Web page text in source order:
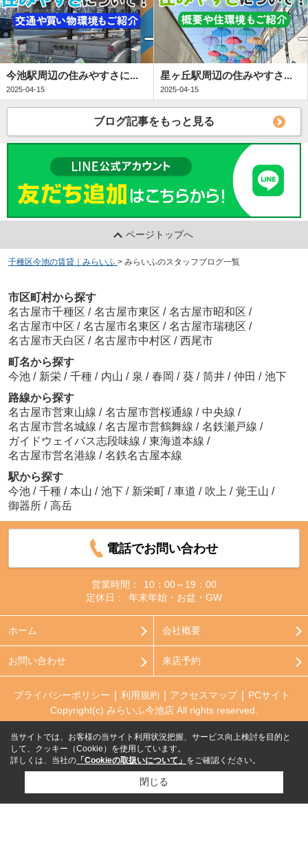
今池駅周辺の住みやすさに...
2025-04-15
星ヶ丘駅周辺の住みやすさ...
2025-04-15
ブログ記事をもっと見る
ページトップへ
千種区今池の賃貸｜みらいふ > みらいふのスタッフブログ一覧
市区町村から探す
名古屋市千種区 / 名古屋市東区 / 名古屋市昭和区 /
名古屋市中区 / 名古屋市名東区 / 名古屋市瑞穂区 /
名古屋市天白区 / 名古屋市中村区 / 西尾市
町名から探す
今池 / 新栄 / 千種 / 内山 / 泉 / 春岡 / 葵 / 筒井 / 仲田 / 池下
路線から探す
名古屋市営東山線 / 名古屋市営桜通線 / 中央線 /
名古屋市営名城線 / 名古屋市営鶴舞線 / 名鉄瀬戸線 /
ガイドウェイバス志段味線 / 東海道本線 /
名古屋市営名港線 / 名鉄名古屋本線
駅から探す
今池 / 千種 / 本山 / 池下 / 新栄町 / 車道 / 吹上 / 覚王山 /
御器所 / 高岳
電話でお問い合わせ
営業時間：
10：00～19：00
定休日：
年末年始・お盆・GW
ホーム 会社概要
お問い合わせ 来店予約
プライバシーポリシー 利用規約 アクセスマップ
PCサイト
Copyright(c) みらいふ今池店 All rights reserved.
当サイトでは、お客様の当サイト利用状況把握、サービス向上検討を目的と
して、クッキー（Cookie）を使用しています。
詳しくは、当社の 「Cookieの取扱いについて」 をご確認ください。
閉じる